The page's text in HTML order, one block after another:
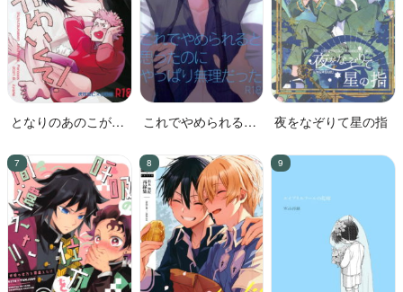
となりのあのこがか
これでやめられると
無理だった
夜をなぞりて星の指